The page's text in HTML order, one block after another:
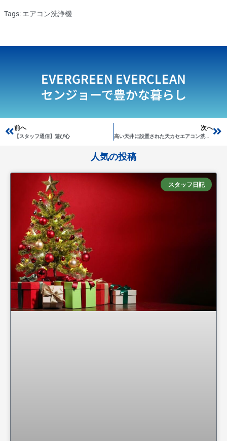
Tags: エアコン洗浄機
EVERGREEN EVERCLEAN
センジョーで豊かな暮らし
Prev
前へ
【スタッフ通信】遊び心
次へ
高い天井に設置された天カセエアコン洗浄！
人気の投稿
スタッフ日記